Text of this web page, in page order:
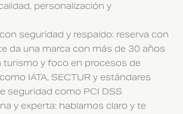
personalización y
seguridad y respaldo: reserva con
da una marca con más de 30 años
turismo y foco en procesos de
IATA, SECTUR y estándares
seguridad como PCI DSS
y experta: hablamos claro y te